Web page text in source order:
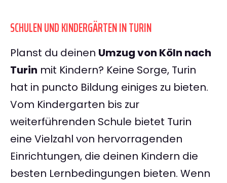
SCHULEN UND KINDERGÄRTEN IN TURIN
Planst du deinen Umzug von Köln nach
Turin mit Kindern? Keine Sorge, Turin
hat in puncto Bildung einiges zu bieten.
Vom Kindergarten bis zur
weiterführenden Schule bietet Turin
eine Vielzahl von hervorragenden
Einrichtungen, die deinen Kindern die
besten Lernbedingungen bieten. Wenn